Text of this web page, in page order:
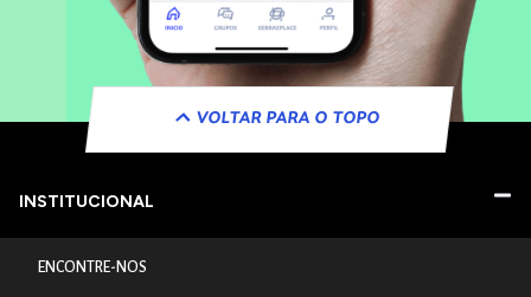
VOLTAR PARA O TOPO
INSTITUCIONAL
ENCONTRE-NOS